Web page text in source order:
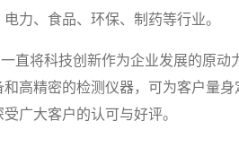
力、食品、环保、制药等行业。
直将科技创新作为企业发展的原
高精密的检测仪器，可为客户量
广大客户的认可与好评。